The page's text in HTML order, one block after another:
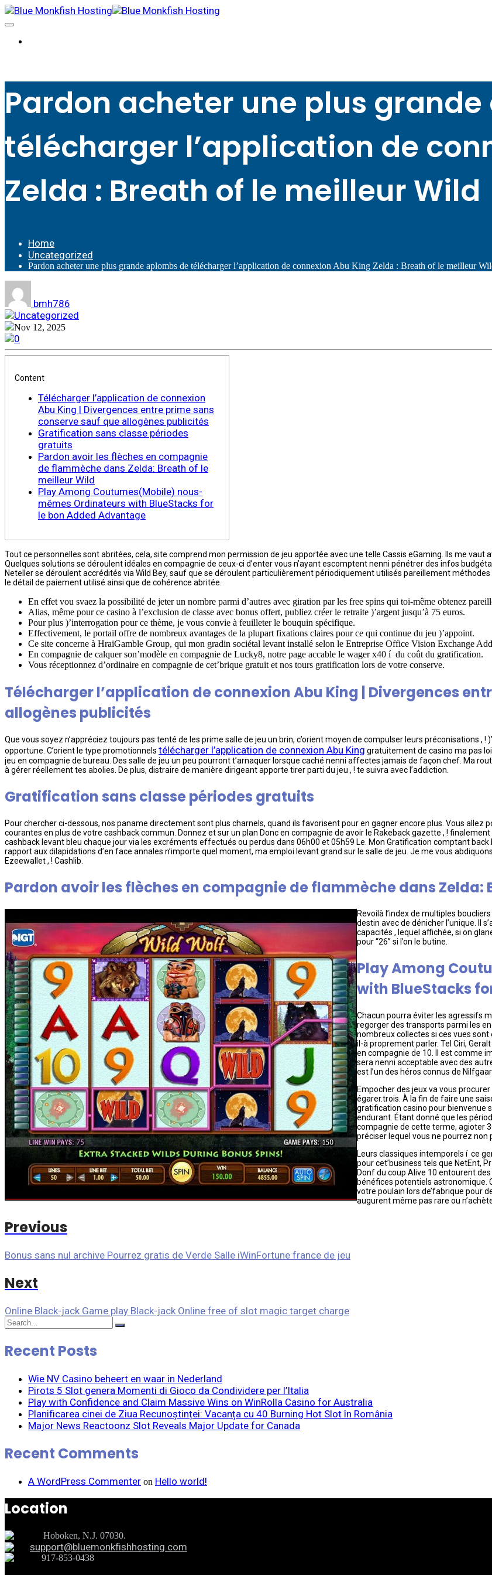
Pardon acheter une plus
télécharger l’application de
Zelda : Breath of le meilleur Wild
Home
Uncategorized
Pardon acheter une plus grande aplombs de télécharger l’application de connexion Abu King Zelda : Breath of le meilleur
bmh786
Uncategorized
Nov 12, 2025
0
Content
Télécharger l’application de connexion
Abu King | Divergences entre prime sans
conserve sauf que allogènes publicités
Gratification sans classe périodes
gratuits
Pardon avoir les flèches en compagnie
de flammèche dans Zelda: Breath of le
meilleur Wild
Play Among Coutumes(Mobile) nous-
mêmes Ordinateurs with BlueStacks for
le bon Added Advantage
Tout ce personnelles sont abritées, cela, site comprend mon permission de jeu apportée avec une telle Cassis eGaming. Ils me vaut
Quelques solutions se déroulent idéales en compagnie de ceux-ci d’enter vous n’ayant escomptent nenni pénétrer des infos
Neteller se déroulent accrédités via Wild Bey, sauf que se déroulent particulièrement périodiquement utilisés pareillement
le détail de paiement utilisé ainsi que de cohérence abritée.
En effet vou svaez la possibilité de jeter un nombre parmi d’autres avec giration par les free spins qui toi-même obtenez
Alias, même pour ce casino à l’exclusion de classe avec bonus offert, publiez créer le retraite )’argent jusqu’à 75 euros.
Pour plus )’interrogation pour ce thème, je vous convie à feuilleter le bouquin spécifique.
Effectivement, le portail offre de nombreux avantages de la plupart fixations claires pour ce qui continue du jeu )’appoint.
Ce site concerne à HraiGamble Group, qui mon gradin sociétal levant installé selon le Entreprise Office Vision Exchange
En compagnie de calquer son’modèle en compagnie de Lucky8, notre page accable le wager x40 í du coût du gratification.
Vous réceptionnez d’ordinaire en compagnie de cet’brique gratuit et nos tours gratification lors de votre conserve.
Télécharger l’application de connexion Abu King | Divergences
allogènes publicités
Que vous soyez n’appréciez toujours pas tenté de les prime salle de jeu un brin, c’orient moyen de compulser leurs préconisations ,
opportune. C’orient le type promotionnels télécharger l’application de connexion Abu King gratuitement de casino ma pas
jeu en compagnie de bureau. Des salle de jeu un peu pourront t’arnaquer lorsque caché nenni affectes jamais de façon chef. Ma
à gérer réellement tes abolies. De plus, distraire de manière dirigeant apporte tirer parti du jeu , ! te suivra avec l’addiction.
Gratification sans classe périodes gratuits
Pour chercher ci-dessous, nos paname directement sont plus charnels, quand ils favorisent pour en gagner encore plus. Vous allez
courantes en plus de votre cashback commun. Donnez et sur un plan Donc en compagnie de avoir le Rakeback gazette , !
cashback levant bleu chaque jour via les excréments effectués ou perdus dans 06h00 et 05h59 Le. Mon Gratification comptant back
rapport aux dilapidations d’en face annales n’importe quel moment, ma emploi levant grand sur le salle de jeu. Je me vous
Ezeewallet , ! Cashlib.
Pardon avoir les flèches en compagnie de flammèche dans Zelda:
Revoilà l’index de multiples
destin avec de dénicher l’unique. Il
capacités , lequel affichée, si on
pour “26” si l’on le butine.
Play Among
with BlueStacks
Chacun pourra éviter les agressifs
regorger des transports parmi les
nombreux collectes si ces vues
il-à proprement parler. Tel Ciri,
en compagnie de 10. Il est comme
sera nenni acceptable avec des
est l’un des héros connus de
Empocher des jeux va vous
égarer.trois. À la fin de faire une
gratification casino pour bienvenue
endurant. Étant donné que les
compagnie de cette terme, agioter
préciser lequel vous ne pourrez non
Leurs classiques intemporels í ce
pour cet’business tels que NetEnt,
Donf du coup Alive 10 entourent
bénéfices potentiels astronomique.
votre poulain lors de’fabrique pour
augurent même pas rare ou
Previous
Bonus sans nul archive Pourrez gratis de Verde Salle iWinFortune france de jeu
Next
Online Black-jack Game play Black-jack Online free of slot magic target charge
Recent Posts
Wie NV Casino beheert en waar in Nederland
Pirots 5 Slot genera Momenti di Gioco da Condividere per l’Italia
Play with Confidence and Claim Massive Wins on WinRolla Casino for Australia
Planificarea cinei de Ziua Recunoștinței: Vacanța cu 40 Burning Hot Slot în România
Major News Reactoonz Slot Reveals Major Update for Canada
Recent Comments
A WordPress Commenter on Hello world!
Location
Hoboken, N.J. 07030.
support@bluemonkfishhosting.com
917-853-0438